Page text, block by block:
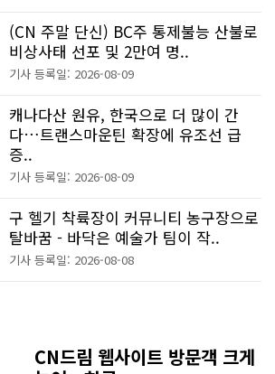
(CN 주말 단신) BC주 통제불능 산불로
비상사태 선포 및 2만여 명..
기사 등록일: 2026-08-09
캐나다산 원유, 한국으로 더 많이 간
다…트랜스마운틴 확장에 유조선 급
증..
기사 등록일: 2026-08-09
구 헬기 착륙장이 커뮤니티 농구장으로
탈바꿈 - 바닥은 예술가 팀이 작..
기사 등록일: 2026-08-08
CN드림 웹사이트 방문객 크게